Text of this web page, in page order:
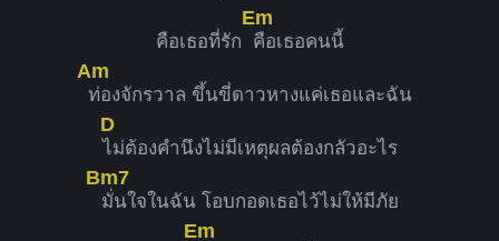
คือเธอที่รัก
Em
คือเธอคนนี้
Am
ท่องจักรวาล ขึ้นขี่ดาวหางแค่เธอและฉัน
D
ไม่ต้องคำนึงไม่มีเหตุผลต้องกลัวอะไร
Bm7
มั่นใจในฉัน โอบกอดเธอไว้ไม่ให้มีภัย
Em